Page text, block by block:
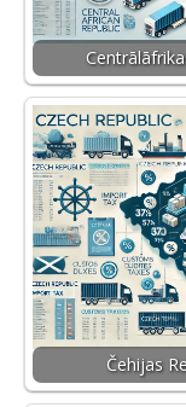
Čehijas